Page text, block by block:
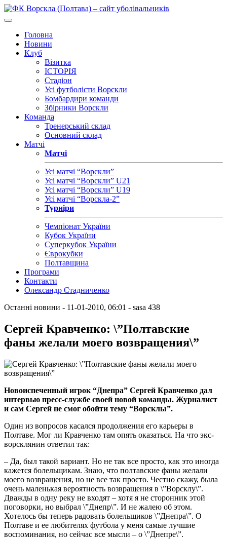
Головна
Новини
Клуб
Візитка
ІСТОРІЯ
Стадіон
Усі футболісти Ворскли
Бомбардири команди
Збірники Ворскли
Команда
Тренерський склад
Основний склад
Матчі
Матчі
Усі матчі “Ворскли”
Усі матчі “Ворскли” U21
Усі матчі “Ворскли” U19
Усі матчі “Ворскла-2”
Турніри
Чемпіонат України
Кубок України
Суперкубок України
Єврокубки
Полтавщина
Програми
Контакти
Олександр Стадниченко
Останні новини - 11-01-2010, 06:01 - sasa 438
Сергей Кравченко: \”Полтавские
фаны желали моего возвращения\”
Новоиспеченный игрок “Днепра” Сергей Кравченко дал
интервью пресс-службе своей новой команды. Журналист
и сам Сергей не смог обойти тему “Ворсклы”.
Один из вопросов касался продолжения его карьеры в
Полтаве. Мог ли Кравченко там опять оказаться. На что экс-
ворсклянин ответил так:
– Да, был такой вариант. Но не так все просто, как это иногда
кажется болельщикам. Знаю, что полтавские фаны желали
моего возвращения, но не все так просто. Честно скажу, была
очень маленькая вероятность возвращения в \”Ворсклу\”.
Дважды в одну реку не входят – хотя я не сторонник этой
поговорки, но выбрал \”Днепр\”. И не жалею об этом.
Хотелось бы теперь радовать болельщиков \”Днепра\”. О
Полтаве и ее любителях футбола у меня самые лучшие
воспоминания, но сейчас все мысли – о \”Днепре\”.